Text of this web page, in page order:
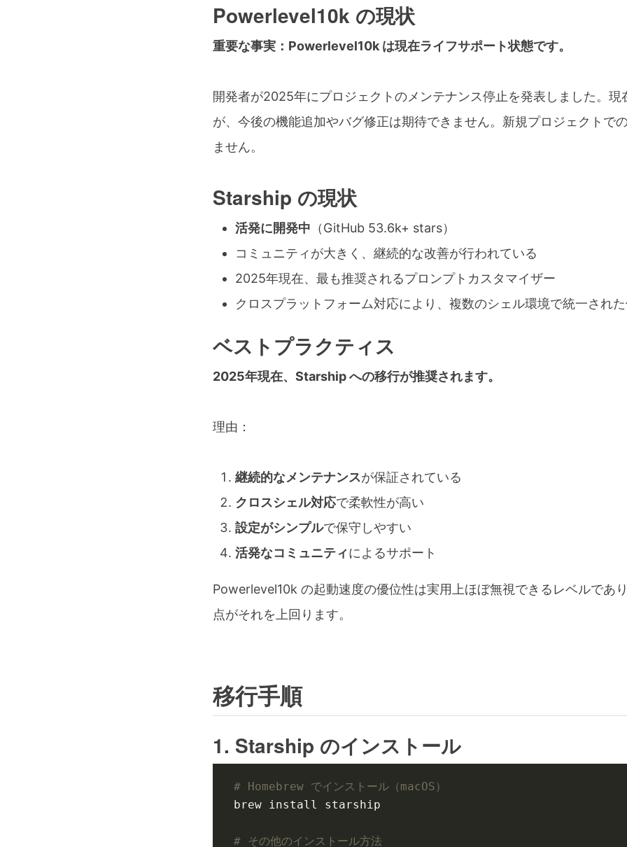
Powerlevel10k の現状
重要な事実：Powerlevel10k は現在ライフサポート状態です。
開発者が2025年にプロジェクトのメンテナンス停止を発表しました。現
が、今後の機能追加やバグ修正は期待できません。新規プロジェクトで
ません。
Starship の現状
活発に開発中 （GitHub 53.6k+ stars）
コミュニティが大きく、継続的な改善が行われている
2025年現在、最も推奨されるプロンプトカスタマイザー
クロスプラットフォーム対応により、複数のシェル環境で統一され
ベストプラクティス
2025年現在、Starship への移行が推奨されます。
理由：
継続的なメンテナンスが保証されている
クロスシェル対応で柔軟性が高い
設定がシンプルで保守しやすい
活発なコミュニティによるサポート
Powerlevel10k の起動速度の優位性は実用上ほぼ無視できるレベルであ
点がそれを上回ります。
移行手順
1. Starship のインストール
# Homebrew でインストール（macOS）
# その他のインストール方法